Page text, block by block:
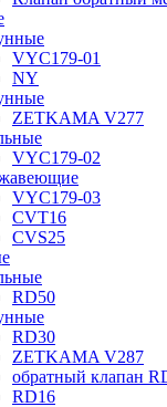
VYC179-01
NY
ZETKAMA V277
VYC179-02
VYC179-03
CVT16
CVS25
RD50
RD30
ZETKAMA V287
обратный клапан
RD16